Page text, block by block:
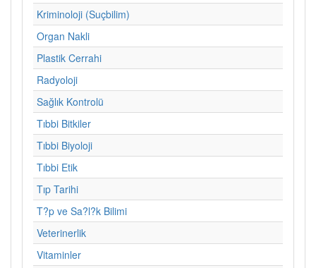
Kriminoloji (Suçbilim)
Organ Nakli
Plastik Cerrahi
Radyoloji
Sağlık Kontrolü
Tıbbi Bitkiler
Tıbbi Biyoloji
Tıbbi Etik
Tıp Tarihi
T?p ve Sa?l?k Bilimi
Veterinerlik
Vitaminler